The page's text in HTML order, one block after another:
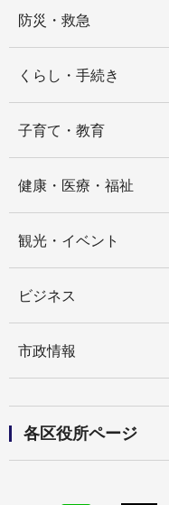
防災・救急
くらし・手続き
子育て・教育
健康・医療・福祉
観光・イベント
ビジネス
市政情報
各区役所ページ